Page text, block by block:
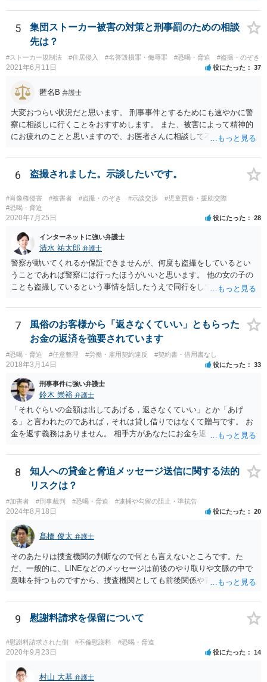
5
集団ストーカー被害の対策と刑事罰のための相談
先は？
#ストーカー規制法 #住居侵入 #名誉毀損罪・侮辱罪 #恐喝・脅迫 #盗撮・のぞき
2021年6月11日 役にたった 37
匿名B 弁護士
大変おつらい状況だと思います。 刑事事件とするためにも速やかに警
察に相談しに行くことをおすすめします。 また、被害によって精神的
にお疲れのことと思いますので、お医者さんに相談して不安な気持ち
6 盗撮されました。示談したいです。
#肖像権侵害 #被害者 #盗撮・のぞき #示談交渉
#児童買春・援助交際
#恐喝・脅迫
2020年7月25日 役にたった 28
インターネットに強い弁護士
清水 祐太郎 弁護士
警察が動いてくれるか保証できませんが、何度も盗撮をしているとい
うことであれば警察には行ったほうがいいと思います。 他の女の子の
ことも盗撮しているという事情を話したうえで同行をしてほしいだと
そのあとで本人には、示談金を請求することになります。 メッセージ
としては、示談金として〇万円払ってくださいと送ることになりま
す。被害にあったことは事実なので、適度に示談金を請求するだけで
は恐喝にはなりません。会社に言うとかネットに書き込むなどという
と恐喝になりえるので注意しましょう。 メッセージだけだと相手は何
らの緊張もしないですし、ゆっくりと考える時間を与えてしまいま
す。 できれば直接会って話したほうがいいです。 もし難しければ弁護
士に依頼することも検討したほうがいいでしょう。弁護士に依頼しな
くても示談金をとれる場合もありますので、依頼するのがいいのかど
うかだけでも弁護士に相談してみるのがいいのではないでしょうか。
7
風俗のお客様から「返さなくていい」ともらった
お金の返済を強要されています
#恐喝・脅迫 #任意整理 #労働・雇用契約違反 #契約書・借用書なし
2018年3月14日 役にたった 33
刑事事件に強い弁護士
鈴木 崇裕 弁護士
「それぐらいの金額は出してあげる，返さなくていい」とか「あげ
る」と言われたのであれば，それは貸し借りではなくて贈与です。 お
金を返す義務はありません。 相手方があなたにお金を返せと請求する
なりませんが，不可能ですね。 また，「金を返さなければ家に行く＝
風俗で働いていたことをばらす」といって返金を迫る行為について
は，恐喝罪（犯罪）が成立すると考えられます。 重要なことは， １
相手方に対して「お金を返す」という約束をしないこと。贈与である
と言い張ること ２ 相手方に対して「あなたのやっていることは恐喝
です」と伝えること です。 上記をご自身で行うのは難しいかもしれま
せんから，弁護士に相談して，代わりにやってもらったほうが良いで
しょう。
8
知人への貸金と脅迫メッセージ送信に関する法的
リスクは？
#加害者 #刑事裁判 #恐喝・脅迫 #逮捕や勾留の阻止・準抗告
2024年8月18日 役にたった 20
髙橋 俊太 弁護士
そのあたりは捜査機関の判断なので何とも言えないところです。た
だ、一般的に、LINEなどのメッセージは前後のやり取りや文脈の中で
意味を持つものですから、捜査機関としても前後関係や背景について
9 慰謝料請求を保留について
#慰謝料請求された側 #不倫慰謝料 #恐喝・脅迫
2020年9月23日 役にたった 14
村山 大基 弁護士